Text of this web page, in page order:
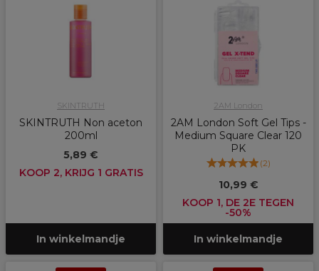
SKINTRUTH
SKINTRUTH Non aceton
200ml
5,89 €
KOOP 2, KRIJG 1 GRATIS
In winkelmandje
2AM London
2AM London Soft Gel Tips -
Medium Square Clear 120
PK
(2)
10,99 €
KOOP 1, DE 2E TEGEN
-50%
In winkelmandje